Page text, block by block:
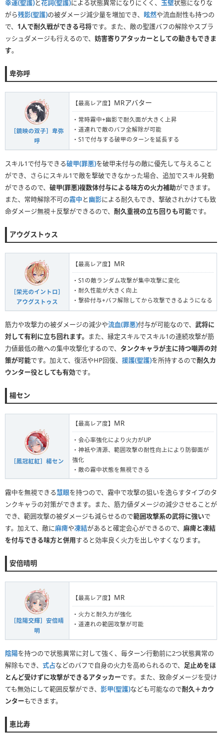
幸運(聖護)と花詞(聖護)による状態異常になりにくく、 玉壁状態になりな
がら残影(聖護)の被ダメージ減少量を増加でき、 眩然や流血耐性も持つの
で、 1人で耐久戦ができる弓将です。また、敵の聖護バフの解除やスプラ
ッシュダメージも行えるので、 妨害寄りアタッカーとしての動きもできま
す。
卑弥呼
［鏡映の双子］卑弥
呼
【最高レア度】 MRアバター
・常時霧中+幽影で耐久面が大きく上昇
・道連れで敵のバフ全解除が可能
・S1で付与する破甲のターンを延長する
スキル1で付与できる破甲(罪悪)を破甲未付与の敵に優先して与えること
ができ、さらにスキル1で敵を撃破できなかった場合、追加でスキル発動
ができるので、 破甲(罪悪)複数体付与による味方の火力補助ができます。
また、常時解除不可の霧中と幽影による耐久もでき、撃破されかけても致
命ダメージ無視＋反撃ができるので、 耐久重視の立ち回りも可能です。
アウグストゥス
［栄光のイントロ］
アウグストゥス
【最高レア度】 MR
・S1の敵ランダム攻撃が集中攻撃に変化
・耐久性能が大きく向上
・撃砕付与+バフ解除してから攻撃できるようになる
筋力や攻撃力の被ダメージの減少や流血(罪悪)付与が可能なので、 武将に
対して有利に立ち回れます。 また、縁定スキルでスキル1の連続攻撃が筋
力値最低の敵への集中攻撃化するので、 タンクキャラが主に持つ嘲弄の対
策が可能です。加えて、復活やHP回復、 援護(聖護)を所持するので耐久カ
ウンター役としても有効です。
楊セン
［鳳冠紅紅］楊セン
【最高レア度】 MR
・会心率強化により火力がUP
・神衹や清源、範囲攻撃の耐性向上により防御面が
強化
・敵の霧中状態を無視できる
霧中を無視できる慧眼を持つので、霧中で攻撃の狙いを逸らすタイプのタ
ンクキャラの対策ができます。また、筋力値ダメージの減少させることが
でき、範囲攻撃の被ダメージも減らせるので範囲攻撃系の武将に強いで
す。加えて、敵に麻痺や凍結があると確定会心ができるので、 麻痺と凍結
を付与できる味方と併用すると効率良く火力を出しやすくなります。
安倍晴明
［陰陽交輝］安倍晴
明
【最高レア度】 MR
・火力と耐久力が強化
・道連れの範囲攻撃が可能
陰陽を持つので状態異常に対して強く、毎ターン行動前に2つ状態異常の
解除もでき、 式占などのバフで自身の火力を高められるので、 足止めをほ
とんど受けずに攻撃ができるアタッカーです。また、致命ダメージを受け
ても無効にして範囲反撃ができ、 影甲(聖護)なども可能なので耐久＋カウ
ンターもできます。
恵比寿